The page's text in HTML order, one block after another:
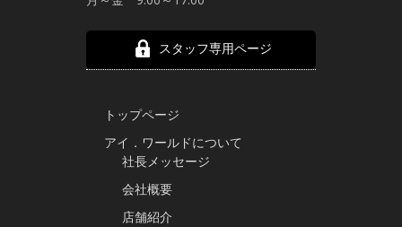
スタッフ専用ページ
トップページ
アイ．ワールドについて
社長メッセージ
会社概要
店舗紹介